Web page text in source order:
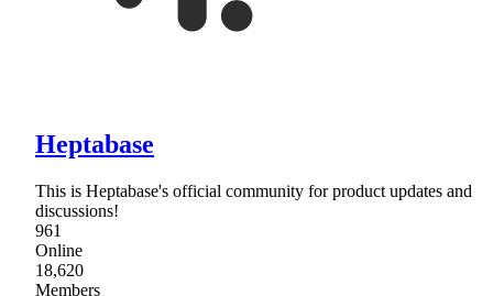
Heptabase
This is Heptabase's official community for product updates and
discussions!
961
Online
18,620
Members